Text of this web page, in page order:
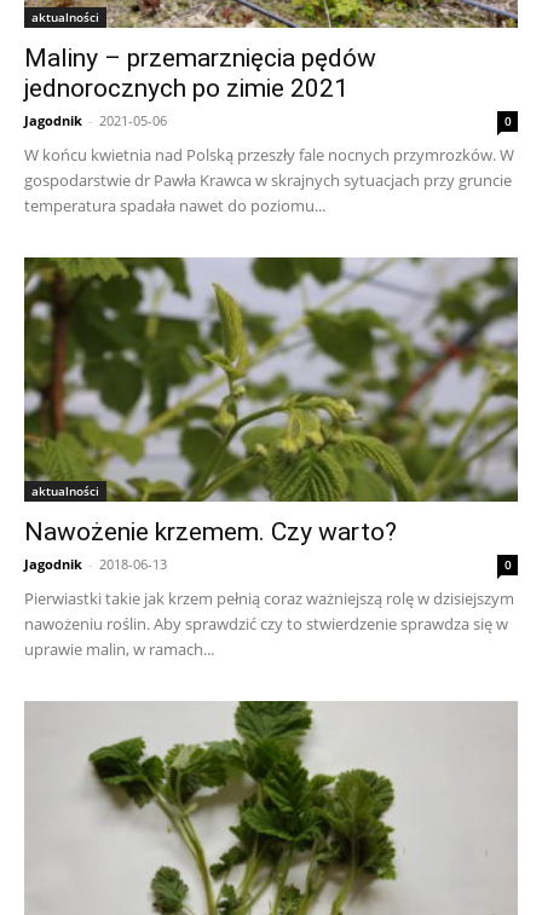
aktualności
Maliny – przemarznięcia pędów
jednorocznych po zimie 2021
Jagodnik - 2021-05-06 0
W końcu kwietnia nad Polską przeszły fale nocnych przymrozków. W
gospodarstwie dr Pawła Krawca w skrajnych sytuacjach przy gruncie
temperatura spadała nawet do poziomu...
aktualności
Nawożenie krzemem. Czy warto?
Jagodnik - 2018-06-13 0
Pierwiastki takie jak krzem pełnią coraz ważniejszą rolę w dzisiejszym
nawożeniu roślin. Aby sprawdzić czy to stwierdzenie sprawdza się w
uprawie malin, w ramach...